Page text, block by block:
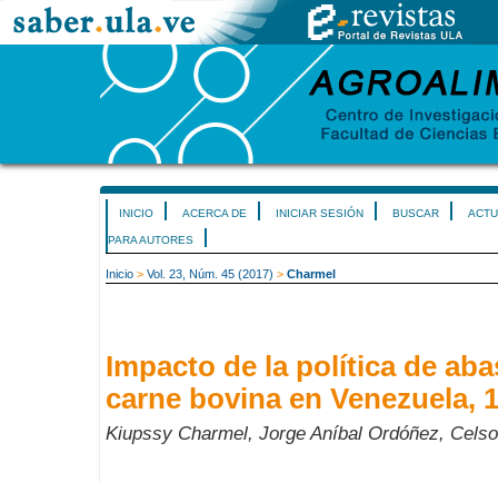
INICIO ACERCA DE INICIAR SESIÓN BUSCAR
PARA AUTORES
Inicio > Vol. 23, Núm. 45 (2017) > Charmel
Impacto de la política de
carne bovina en Venezuela,
Kiupssy Charmel, Jorge Aníbal Ordóñez,